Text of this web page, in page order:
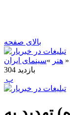
بالای صفحه
هنر »سینمای ایران
»
304 بازدید
‍ پ